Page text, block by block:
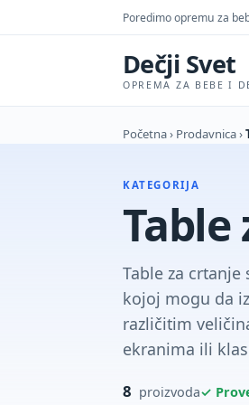
Poredimo opremu za
Dečji Svet
OPREMA ZA BEBE I
Početna› Prodavnica›
KATEGORIJA
Table
Table za
kojoj mogu da
različitim
ekranima ili
8 proizvoda✓